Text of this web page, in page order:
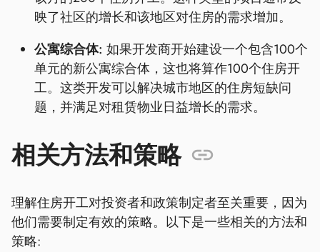
映了社区的增长和该地区对住房的需求增加。
公寓综合体: 如果开发商开始建设一个包含100个
单元的新公寓综合体，这也将算作100个住房开
工。这类开发可以解决城市地区的住房短缺问
题，并满足对租赁物业日益增长的需求。
相关方法和策略
理解住房开工对投资者和政策制定者至关重要，因为
他们需要制定有效的策略。以下是一些相关的方法和
策略: